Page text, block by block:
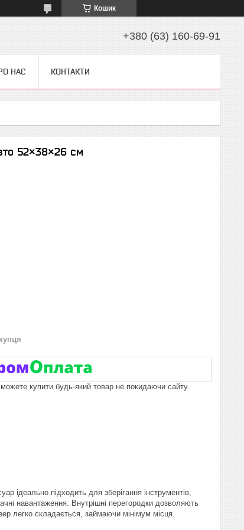
Кошик
+380 (63) 160-69-91
НАС КОНТАКТИ
52×38×26 см
купити будь-який товар не покидаючи сайту.
ідеально підходить для зберігання інструментів,
навантаження. Внутрішні перегородки дозволяють
легко складається, займаючи мінімум місця.